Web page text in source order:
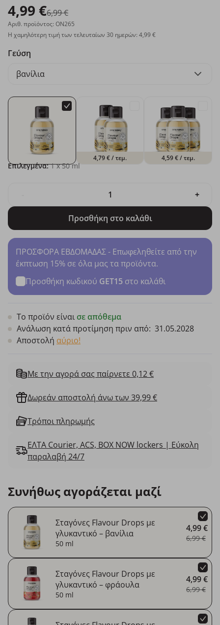
4,99 €6,99 €
Αριθ. προϊόντος: ON265
Η χαμηλότερη τιμή των τελευταίων 30 ημερών: 4,99 €
Γεύση
βανίλια
4,79 €/ τεμ. 4,59 €/ τεμ.
Επιλεγμένα: 1x 50 ml
+
Προσθήκη στο καλάθι
ΠΡΟΣΦΟΡΑ ΕΒΔΟΜΑΔΑΣ - Επωφεληθείτε από την
έκπτωση 15% σε όλα μας τα προϊόντα.
Προσθήκη κωδικού GET15 στο καλάθι
Το προϊόν είναι σε απόθεμα
Ανάλωση κατά προτίμηση πριν από: 31.05.2028
Αποστολή αύριο!
Με την αγορά σας παίρνετε 0,12 €
Δωρεάν αποστολή άνω των 39,99 €
Τρόποι πληρωμής
ΕΛΤΑ Courier, ACS, BOX NOW lockers | Εύκολη
παραλαβή 24/7
Συνήθως αγοράζεται μαζί
Σταγόνες Flavour Drops με
γλυκαντικό – βανίλια
50 ml
4,99 €
6,99 €
Σταγόνες Flavour Drops με
γλυκαντικό – φράουλα
50 ml
4,99 €
6,99 €